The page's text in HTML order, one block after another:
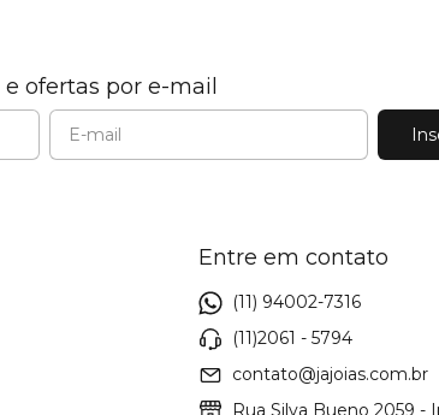
ofertas por e-mail
Entre em contato
(11) 94002-7316
(11)2061 - 5794
contato@jajoias.com.br
Rua Silva Bueno 2059 -